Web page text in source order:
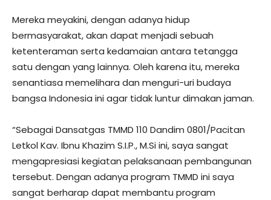
Mereka meyakini, dengan adanya hidup
bermasyarakat, akan dapat menjadi sebuah
ketenteraman serta kedamaian antara tetangga
satu dengan yang lainnya. Oleh karena itu, mereka
senantiasa memelihara dan menguri-uri budaya
bangsa Indonesia ini agar tidak luntur dimakan jaman.
“Sebagai Dansatgas TMMD 110 Dandim 0801/Pacitan
Letkol Kav. Ibnu Khazim S.I.P., M.Si ini, saya sangat
mengapresiasi kegiatan pelaksanaan pembangunan
tersebut. Dengan adanya program TMMD ini saya
sangat berharap dapat membantu program